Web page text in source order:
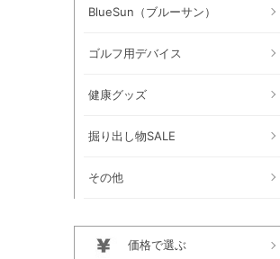
BlueSun（ブルーサン）
ゴルフ用デバイス
健康グッズ
掘り出し物SALE
その他
価格で選ぶ